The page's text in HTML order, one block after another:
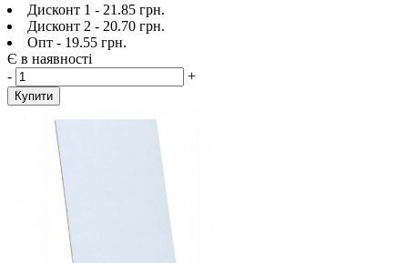
Дисконт 1 - 21.85 грн.
Дисконт 2 - 20.70 грн.
Опт - 19.55 грн.
Є в наявності
-
+
Купити